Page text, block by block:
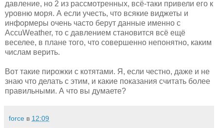
давление, но 2 из рассмотренных, всё-таки привели его к
уровню моря. А если учесть, что всякие виджеты и
информеры очень часто берут данные именно с
AccuWeather, то с давлением становится всё ещё
веселее, в плане того, что совершенно непонятно, каким
числам верить.
Вот такие пирожки с котятами. Я, если честно, даже и не
знаю что делать с этим, и какие показания считать более
правильными. А что вы думаете?
force в 12:09